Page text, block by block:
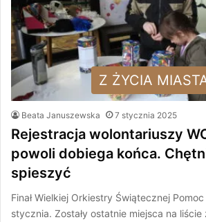
Z ŻYCIA
Beata Januszewska 7 stycznia 2025
Rejestracja wolontariuszy
powoli dobiega końca.
spieszyć
Finał Wielkiej Orkiestry Świątecznej
stycznia. Zostały ostatnie miejsca na liście